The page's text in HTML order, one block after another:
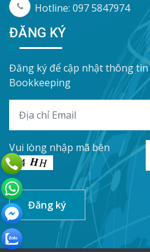
Hotline: 097 5847974
ĐĂNG KÝ
Đăng ký để cập nhật thông
Bookkeeping
Vui lòng nhập mã bên